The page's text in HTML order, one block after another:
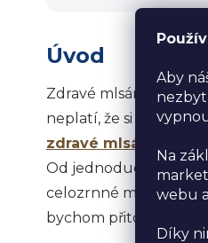
Aby
Na
webu
Díky
Úvod
Zdravé mlsání není
neplatí, že si musíme
zdravé mlsání
,
Od jednoduchých
celozrnné mouky –
bychom přitom